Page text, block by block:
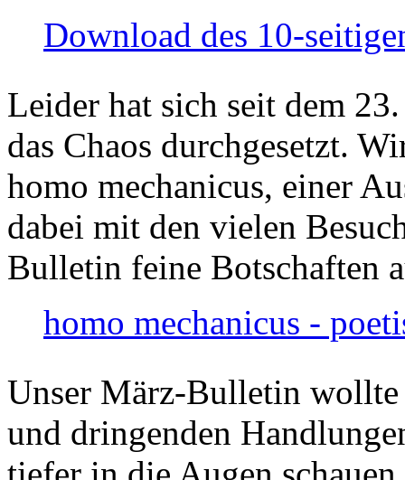
Download des 10-
Leider hat sich seit dem
das Chaos durchgesetzt.
homo mechanicus, einer
dabei mit den vielen
Bulletin feine Botschaften
homo mechanicus -
Unser März-Bulletin
und dringenden